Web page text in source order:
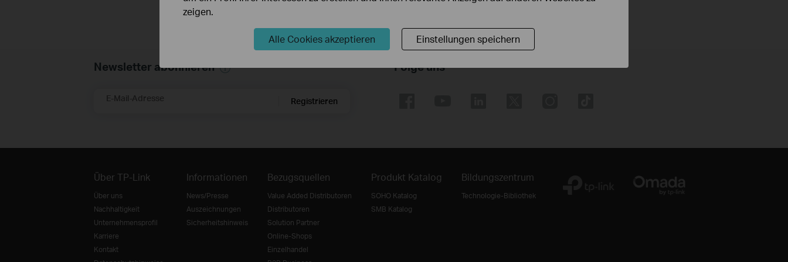
Newsletter abonnieren
E-Mail-Adresse Registrieren
Folge uns
Über TP-Link
Über uns
Nachhaltigkeit
Unternehmensprofil
Karriere
Kontakt
Informationen
News/Presse
Auszeichnungen
Sicherheitshinweis
Bezugsquellen
Value Added Distributoren
Distributoren
Solution Partner
Online-Shops
Einzelhandel
Produkt Katalog
SOHO Katalog
SMB Katalog
Bildungszentrum
Technologie-Bibliothek
zeigen.
Alle Cookies akzeptieren Einstellungen speichern